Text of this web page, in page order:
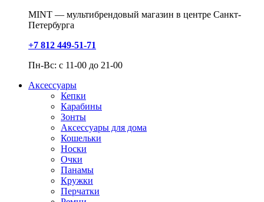
MINT — мультибрендовый магазин в центре Санкт-
Петербурга
+7 812 449-51-71
Пн-Вс: с 11-00 до 21-00
Аксессуары
Кепки
Карабины
Зонты
Аксессуары для дома
Кошельки
Носки
Очки
Панамы
Кружки
Перчатки